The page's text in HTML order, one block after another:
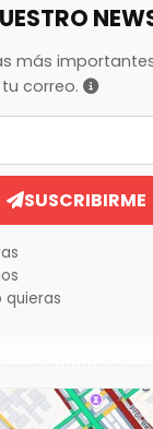
más
correo.
SUSCRIBIRME
quieras